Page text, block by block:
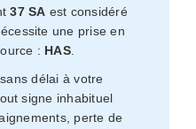
37 SA est considéré
une prise en
: HAS.
délai à votre
signe inhabituel
perte de